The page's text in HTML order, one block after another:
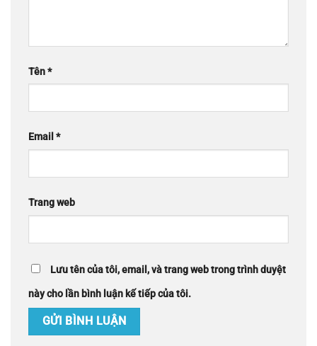
Tên*
Email*
Trang web
Lưu tên của tôi, email, và trang web trong trình duyệt
này cho lần bình luận kế tiếp của tôi.